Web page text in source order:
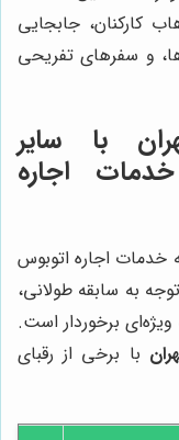
کارکنان، جابجایی
و سفرهای تفریحی
با سایر
اجاره
خدمات اجاره اتوبوس
به سابقه طولانی،
برخوردار است.
با برخی از رقبای